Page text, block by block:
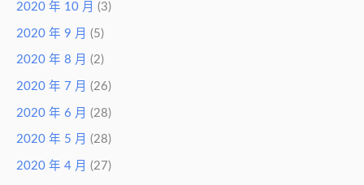
2020 年 10 月 (3)
2020 年 9 月 (5)
2020 年 8 月 (2)
2020 年 7 月 (26)
2020 年 6 月 (28)
2020 年 5 月 (28)
2020 年 4 月 (27)